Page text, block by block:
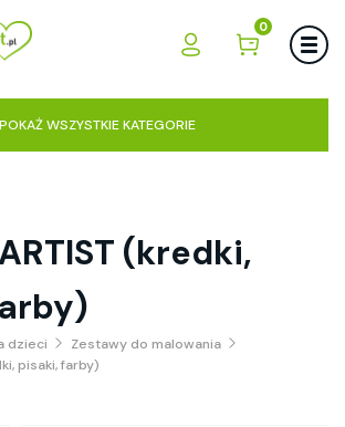
0
POKAŻ WSZYSTKIE KATEGORIE
(kredki,
dzieci
Zestawy do malowania
pisaki, farby)